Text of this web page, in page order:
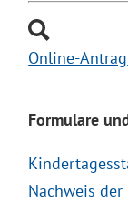
Online-Antrag
Formulare
Nachweis